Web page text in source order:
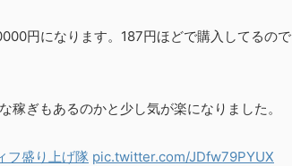
円になります。187円ほどで購入してるので
稼ぎもあるのかと少し気が楽になりました。
フ盛り上げ隊 pic.twitter.com/JDfw79PYUX